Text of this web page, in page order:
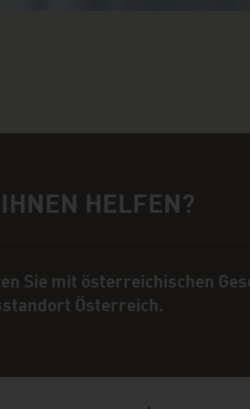
HELFEN?
Sie mit österreichischen
Österreich.